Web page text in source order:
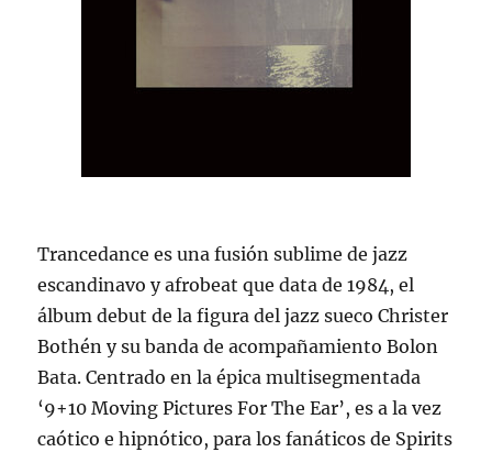
Trancedance es una fusión sublime de jazz
escandinavo y afrobeat que data de 1984, el
álbum debut de la figura del jazz sueco Christer
Bothén y su banda de acompañamiento Bolon
Bata. Centrado en la épica multisegmentada
‘9+10 Moving Pictures For The Ear’, es a la vez
caótico e hipnótico, para los fanáticos de Spirits